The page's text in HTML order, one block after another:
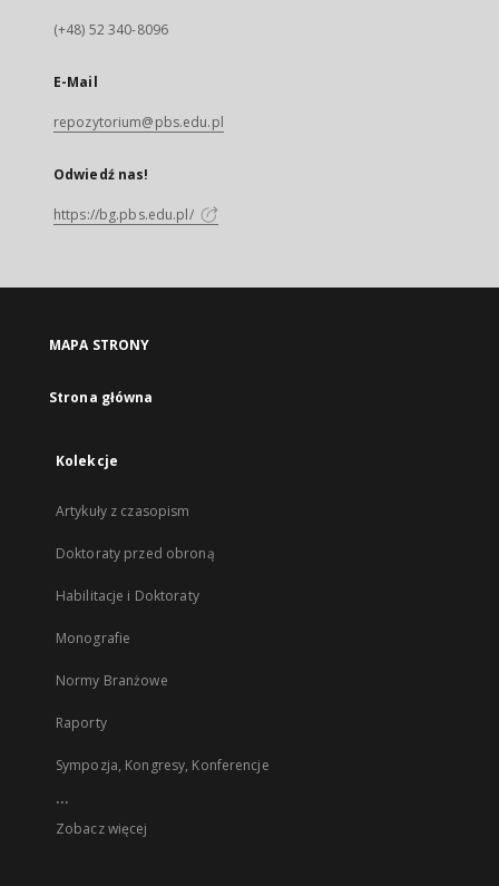
(+48) 52 340-8096
E-Mail
repozytorium@pbs.edu.pl
Odwiedź nas!
https://bg.pbs.edu.pl/
MAPA STRONY
Strona główna
Kolekcje
Artykuły z czasopism
Doktoraty przed obroną
Habilitacje i Doktoraty
Monografie
Normy Branżowe
Raporty
Sympozja, Kongresy, Konferencje
...
Zobacz więcej